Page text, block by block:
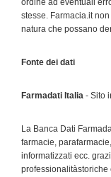
ordine ad eventuali
stesse. Farmacia.it
natura che possano
Fonte dei dati
Farmadati Italia - Sito
La Banca Dati
farmacie,
informatizzati ecc.